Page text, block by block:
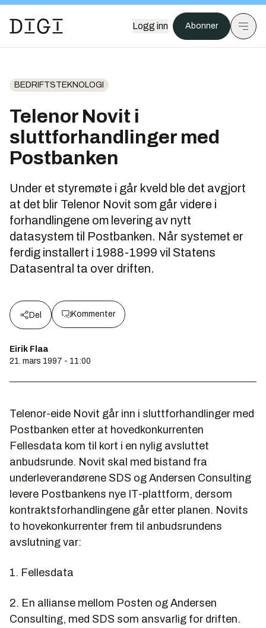
Logg inn Abonner
BEDRIFTSTEKNOLOGI
Telenor Novit i
sluttforhandlinger med
Postbanken
Under et styremøte i går kveld ble det avgjort
at det blir Telenor Novit som går videre i
forhandlingene om levering av nytt
datasystem til Postbanken. Når systemet er
ferdig installert i 1988-1999 vil Statens
Datasentral ta over driften.
Del Kommenter
Eirik Flaa
21. mars 1997 - 11:00
Telenor-eide Novit går inn i sluttforhandlinger med
Postbanken etter at hovedkonkurrenten
Fellesdata kom til kort i en nylig avsluttet
anbudsrunde. Novit skal med bistand fra
underleverandørene SDS og Andersen Consulting
levere Postbankens nye IT-plattform, dersom
kontraktsforhandlingene går etter planen. Novits
to hovekonkurrenter frem til anbudsrundens
avslutning var:
1. Fellesdata
2. En allianse mellom Posten og Andersen
Consulting, med SDS som ansvarlig for driften.